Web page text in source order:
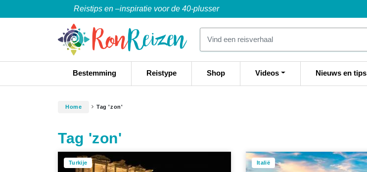
Reistips en –inspiratie voor de 40-plusser
Bestemming Reistype Shop Videos Nieuws en tips
Home Tag 'zon'
Tag 'zon'
Turkije Italië